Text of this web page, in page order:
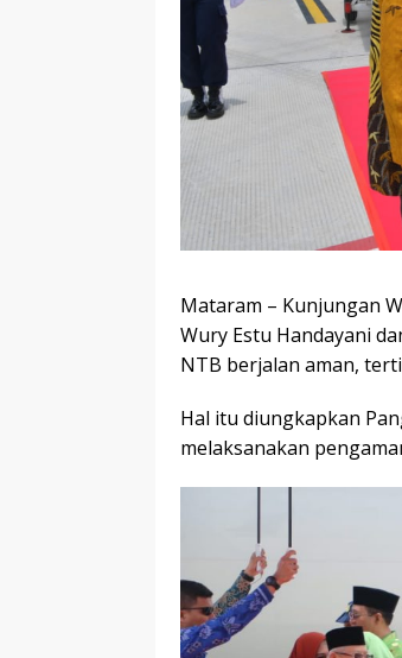
Mataram – Kunjungan
Wury Estu Handayani
NTB berjalan aman,
Hal itu diungkapkan
melaksanakan